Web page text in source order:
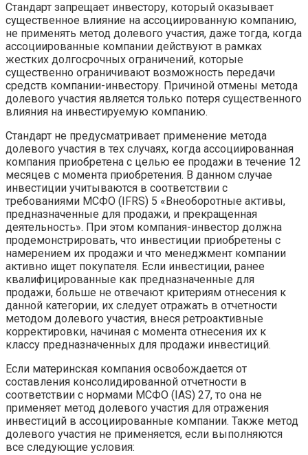
Стандарт запрещает инвестору, который оказывает
существенное влияние на ассоциированную компанию,
не применять метод долевого участия, даже тогда, когда
ассоциированные компании действуют в рамках
жестких долгосрочных ограничений, которые
существенно ограничивают возможность передачи
средств компании-инвестору. Причиной отмены метода
долевого участия является только потеря существенного
влияния на инвестируемую компанию.
Стандарт не предусматривает применение метода
долевого участия в тех случаях, когда ассоциированная
компания приобретена с целью ее продажи в течение 12
месяцев с момента приобретения. В данном случае
инвестиции учитываются в соответствии с
требованиями МСФО (IFRS) 5 «Внеоборотные активы,
предназначенные для продажи, и прекращенная
деятельность». При этом компания-инвестор должна
продемонстрировать, что инвестиции приобретены с
намерением их продажи и что менеджмент компании
активно ищет покупателя. Если инвестиции, ранее
квалифицированные как предназначенные для
продажи, больше не отвечают критериям отнесения к
данной категории, их следует отражать в отчетности
методом долевого участия, внеся ретроактивные
корректировки, начиная с момента отнесения их к
классу предназначенных для продажи инвестиций.
Если материнская компания освобождается от
составления консолидированной отчетности в
соответствии с нормами МСФО (IAS) 27, то она не
применяет метод долевого участия для отражения
инвестиций в ассоциированные компании. Также метод
долевого участия не применяется, если выполняются
все следующие условия: